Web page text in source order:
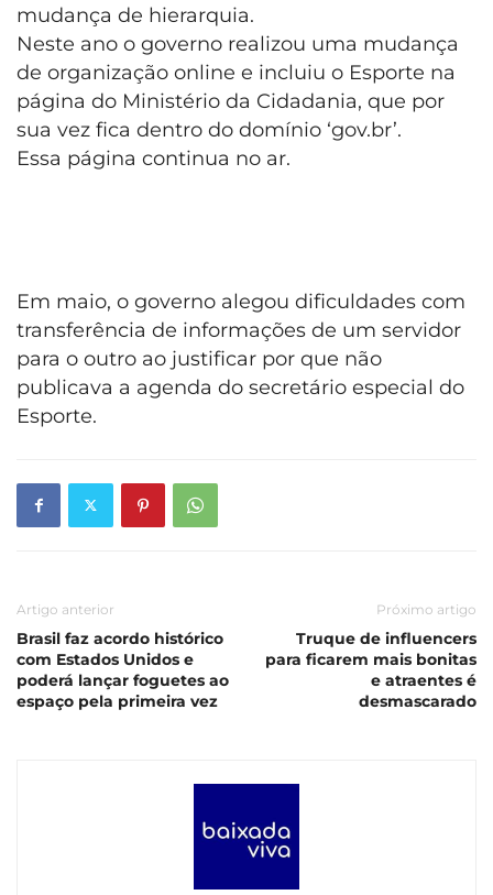
mudança de hierarquia.
Neste ano o governo realizou uma mudança
de organização online e incluiu o Esporte na
página do Ministério da Cidadania, que por
sua vez fica dentro do domínio ‘gov.br’.
Essa página continua no ar.
Em maio, o governo alegou dificuldades com
transferência de informações de um servidor
para o outro ao justificar por que não
publicava a agenda do secretário especial do
Esporte.
Artigo anterior
Brasil faz acordo histórico
com Estados Unidos e
poderá lançar foguetes ao
espaço pela primeira vez
Próximo artigo
Truque de influencers
para ficarem mais bonitas
e atraentes é
desmascarado